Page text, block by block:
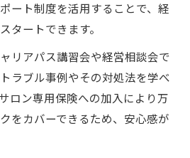
ート制度を活用することで、経
タートできます。
リアパス講習会や経営相談会で
ラブル事例やその対処法を学べ
ロン専用保険への加入により万
をカバーできるため、安心感が